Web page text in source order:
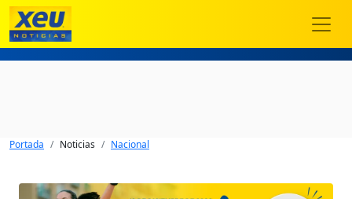
Portada Noticias Nacional